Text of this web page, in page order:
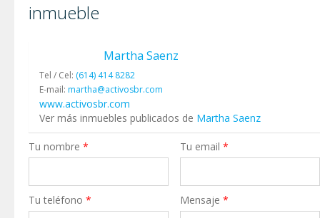
inmueble
Martha Saenz
Tel / Cel: (614) 414 8282
E-mail: martha@activosbr.com
www.activosbr.com
Ver más inmuebles publicados de Martha Saenz
Tu nombre * Tu email*
Tu teléfono * Mensaje*